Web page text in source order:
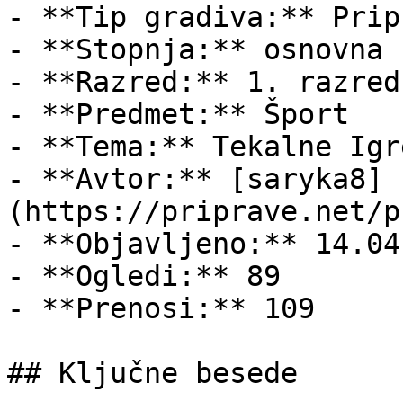
- **Tip gradiva:**
- **Stopnja:** osnovna
- **Razred:** 1. razred
- **Predmet:** Šport
- **Tema:** Tekalne
- **Avtor:** [saryka8]
(https://priprave.net/
- **Objavljeno:**
- **Ogledi:** 89
- **Prenosi:** 109
## Ključne besede